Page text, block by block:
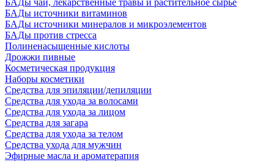
БАДы чаи, лекарственные травы и растительное сырье
БАДы источники витаминов
БАДы источники минералов и микроэлементов
БАДы против стресса
Полиненасыщенные кислоты
Дрожжи пивные
Косметическая продукция
Наборы косметики
Средства для эпиляции/депиляции
Средства для ухода за волосами
Средства для ухода за лицом
Средства для загара
Средства для ухода за телом
Средства ухода для мужчин
Эфирные масла и ароматерапия